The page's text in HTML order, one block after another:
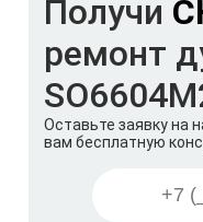
Получи
ремонт
Оставьте заявку на
вам бесплатную